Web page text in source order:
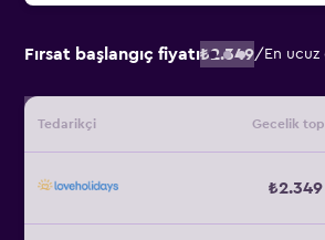
Fırsat başlangıç fiyatı₺2.349/ En
Tedarikçi Gecelik
₺2.349